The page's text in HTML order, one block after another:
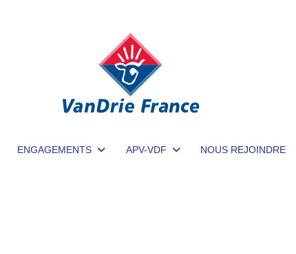
ENGAGEMENTS APV-VDF NOUS REJOINDRE